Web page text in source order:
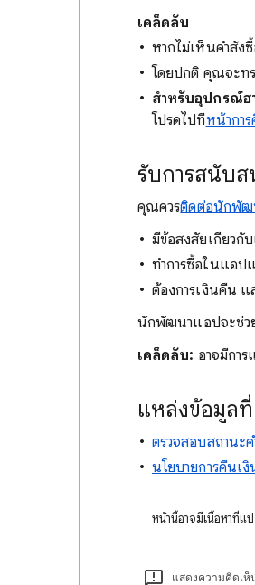
เคล็ดลับ
หากไม่เห็นคำสั่ง
โดยปกติ คุณจะทร
สำหรับอุปกรณ์ฮ
โปรดไปที่หน้ากา
รับการสนับ
คุณควรติดต่อนักพั
มีข้อสงสัยเกี่ยวกั
ทำการซื้อในแอป
ต้องการเงินคืน แ
นักพัฒนาแอปจะช่วย
เคล็ดลับ: อาจมีกา
แหล่งข้อมูลที่
ตรวจสอบสถานะ
นโยบายการคืนเ
หน้านี้อาจมีเนื้อหาที่แ
แสดงความคิดเห็